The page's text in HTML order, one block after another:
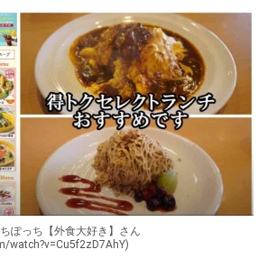
ぽっち【外食大好き】さん
watch?v=Cu5f2zD7AhY)